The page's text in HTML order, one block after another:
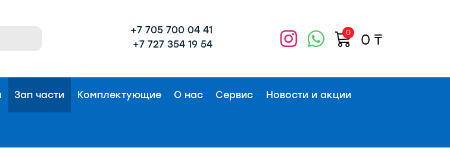
+7 705 700 04 41
+7 727 354 19 54
0 0 ₸
Зап части Комплектующие О нас Сервис Новости и акции